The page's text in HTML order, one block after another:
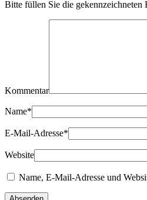
Bitte füllen Sie die gekennzeichneten
Kommentar
Name*
E-Mail-Adresse*
Website
Name, E-Mail-Adresse und